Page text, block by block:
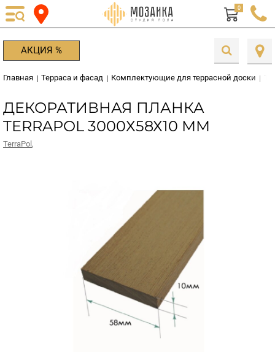
0
АКЦИЯ %
Главная | Терраса и фасад | Комплектующие для террасной доски |
ДЕКОРАТИВНАЯ ПЛАНКА
TERRAPOL 3000Х58Х10 ММ
TerraPol ,